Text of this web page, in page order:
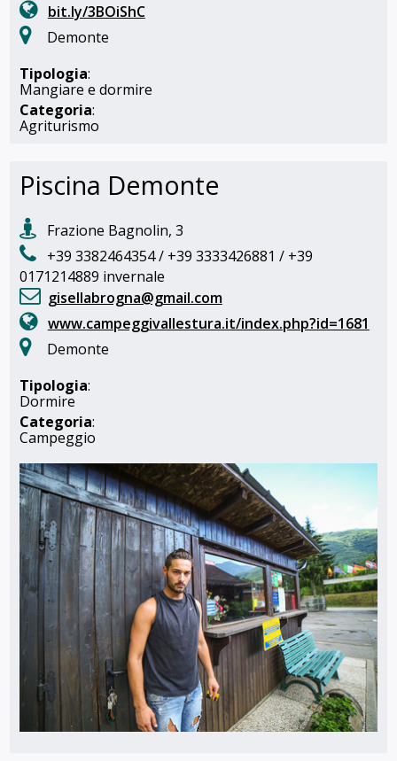
bit.ly/3BOiShC
Demonte
Tipologia:
Mangiare e dormire
Categoria:
Agriturismo
Piscina Demonte
Frazione Bagnolin, 3
+39 3382464354 / +39 3333426881 / +39
0171214889 invernale
gisellabrogna@gmail.com
www.campeggivallestura.it/index.php?id=1681
Demonte
Tipologia:
Dormire
Categoria:
Campeggio